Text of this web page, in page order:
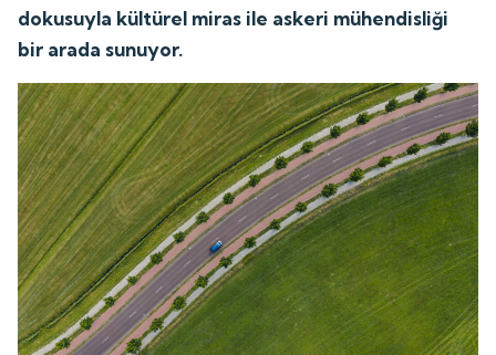
dokusuyla kültürel miras ile askeri mühendisliği
bir arada sunuyor.